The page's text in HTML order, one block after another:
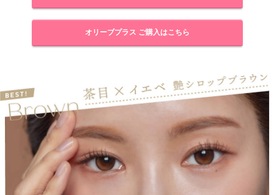
オリーブプラス ご購入はこちら